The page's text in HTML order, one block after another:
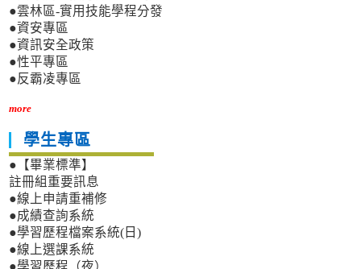
●雲林區-實用技能學程分發
●資安專區
●資訊安全政策
●性平專區
●反霸凌專區
more
學生專區
●【畢業標準】
註冊組重要訊息
●線上申請重補修
●成績查詢系統
●學習歷程檔案系統(日)
●線上選課系統
●學習歷程（夜）